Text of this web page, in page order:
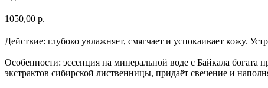
1050,00 р.
Действие: глубоко увлажняет, смягчает и успокаивает кожу.
Особенности: эссенция на минеральной воде с Байкала
экстрактов сибирской лиственницы, придаёт свечение и